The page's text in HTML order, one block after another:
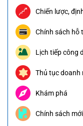
Chiến lược,
Chính sách hỗ
Lịch tiếp công
Thủ tục doanh
Khám phá
Chính sách mới